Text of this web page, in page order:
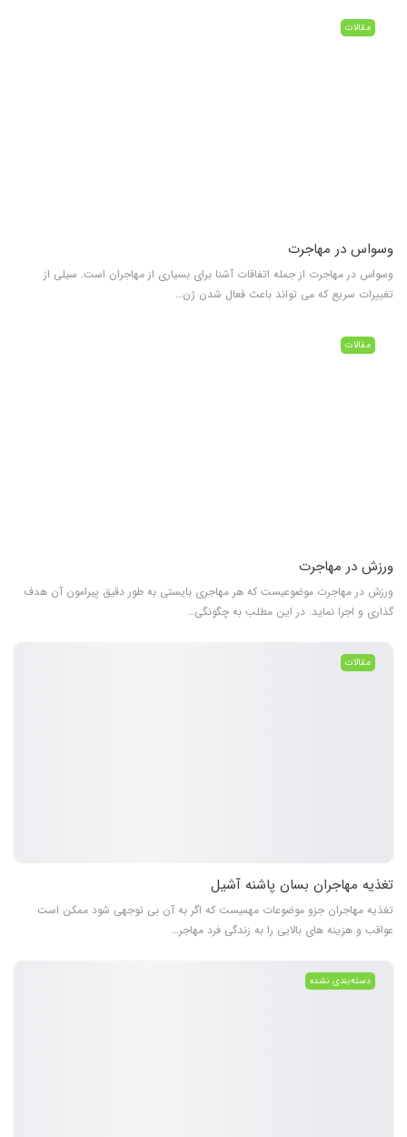
مقالات
وسواس در مهاجرت
وسواس در مهاجرت از جمله اتفاقات آشنا برای بسیاری از مهاجران است. سیلی از
تغییرات سریع که می تواند باعث فعال شدن ژن…
مقالات
ورزش در مهاجرت
ورزش در مهاجرت موضوعیست که هر مهاجری بایستی به طور دقیق پیرامون آن هدف
گذاری و اجرا نماید. در این مطلب به چگونگی…
مقالات
تغذیه مهاجران بسان پاشنه آشیل
تغذیه مهاجران جزو موضوعات مهمیست که اگر به آن بی توجهی شود ممکن است
عواقب و هزینه های بالایی را به زندگی فرد مهاجر…
دسته‌بندی نشده